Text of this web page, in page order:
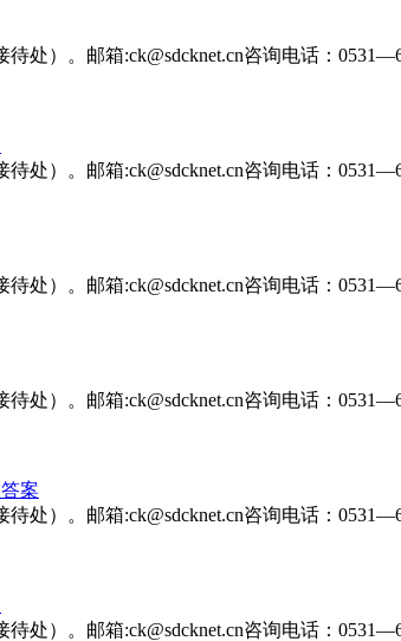
）。邮箱:ck@sdcknet.cn咨询电话：
）。邮箱:ck@sdcknet.cn咨询电话：
）。邮箱:ck@sdcknet.cn咨询电话：
）。邮箱:ck@sdcknet.cn咨询电话：
案
）。邮箱:ck@sdcknet.cn咨询电话：
）。邮箱:ck@sdcknet.cn咨询电话：